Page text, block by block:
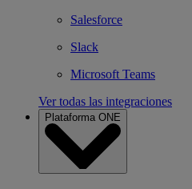
Salesforce
Slack
Microsoft Teams
Ver todas las integraciones
Plataforma ONE